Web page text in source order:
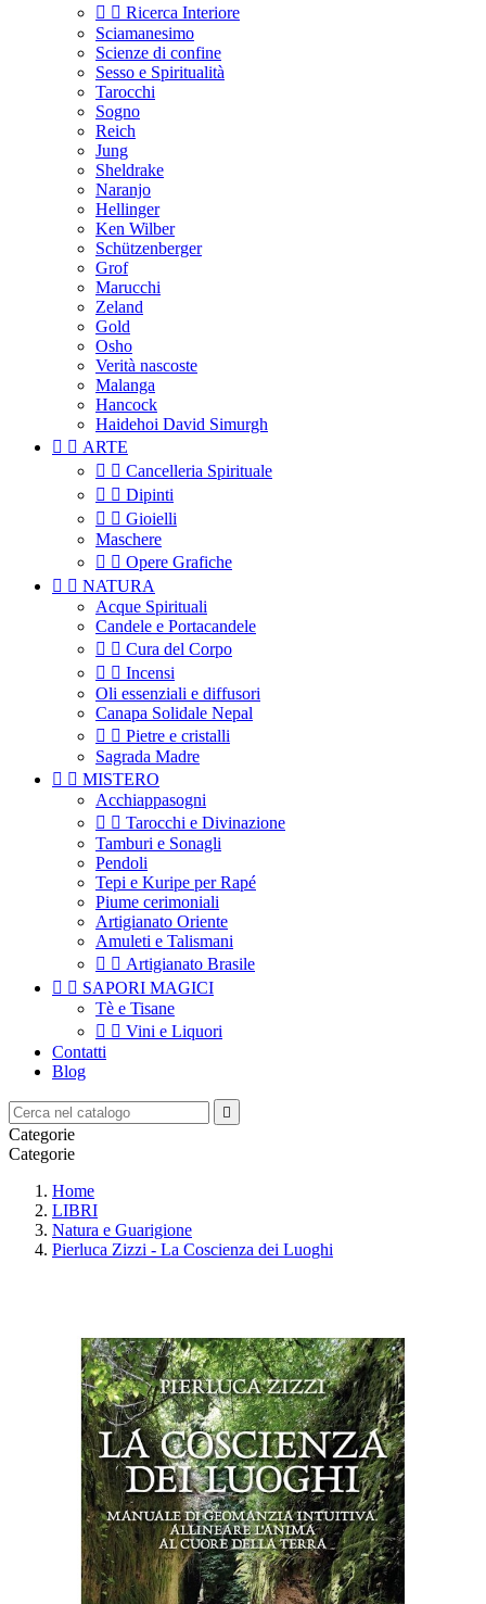
  Ricerca Interiore
Sciamanesimo
Scienze di confine
Sesso e Spiritualità
Tarocchi
Sogno
Reich
Jung
Sheldrake
Naranjo
Hellinger
Ken Wilber
Schützenberger
Grof
Marucchi
Zeland
Gold
Osho
Verità nascoste
Malanga
Hancock
Haidehoi David Simurgh
  ARTE
  Cancelleria Spirituale
  Dipinti
  Gioielli
Maschere
  Opere Grafiche
  NATURA
Acque Spirituali
Candele e Portacandele
  Cura del Corpo
  Incensi
Oli essenziali e diffusori
Canapa Solidale Nepal
  Pietre e cristalli
Sagrada Madre
  MISTERO
Acchiappasogni
  Tarocchi e Divinazione
Tamburi e Sonagli
Pendoli
Tepi e Kuripe per Rapé
Piume cerimoniali
Artigianato Oriente
Amuleti e Talismani
  Artigianato Brasile
  SAPORI MAGICI
Tè e Tisane
  Vini e Liquori
Contatti
Blog

Categorie
Categorie
Home
LIBRI
Natura e Guarigione
Pierluca Zizzi - La Coscienza dei Luoghi